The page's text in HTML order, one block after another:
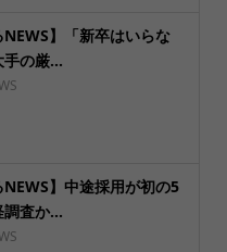
NEWS】「新卒はいらな
の厳...
NEWS】中途採用が初の5
査か...